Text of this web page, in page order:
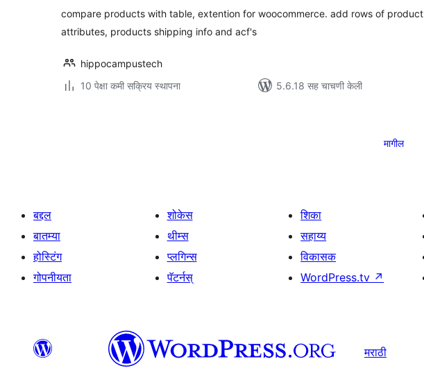
compare products with table, extention for woocommerce. add rows of product
attributes, products shipping info and acf's
hippocampustech
10 पेक्षा कमी सक्रिय स्थापना
5.6.18 सह चाचणी केली
मागील
बद्दल
बातम्या
होस्टिंग
गोपनीयता
शोकेस
थीम्स
प्लगिन्स
पॅटर्नस्
शिका
सहाय्य
विकासक
WordPress.tv ↗
मराठी